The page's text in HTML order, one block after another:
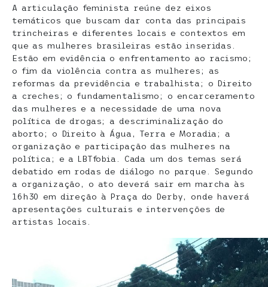
A articulação feminista reúne dez eixos
temáticos que buscam dar conta das principais
trincheiras e diferentes locais e contextos em
que as mulheres brasileiras estão inseridas.
Estão em evidência o enfrentamento ao racismo;
o fim da violência contra as mulheres; as
reformas da previdência e trabalhista; o Direito
a creches; o fundamentalismo; o encarceramento
das mulheres e a necessidade de uma nova
política de drogas; a descriminalização do
aborto; o Direito à Água, Terra e Moradia; a
organização e participação das mulheres na
política; e a LBTfobia. Cada um dos temas será
debatido em rodas de diálogo no parque. Segundo
a organização, o ato deverá sair em marcha às
16h30 em direção à Praça do Derby, onde haverá
apresentações culturais e intervenções de
artistas locais.